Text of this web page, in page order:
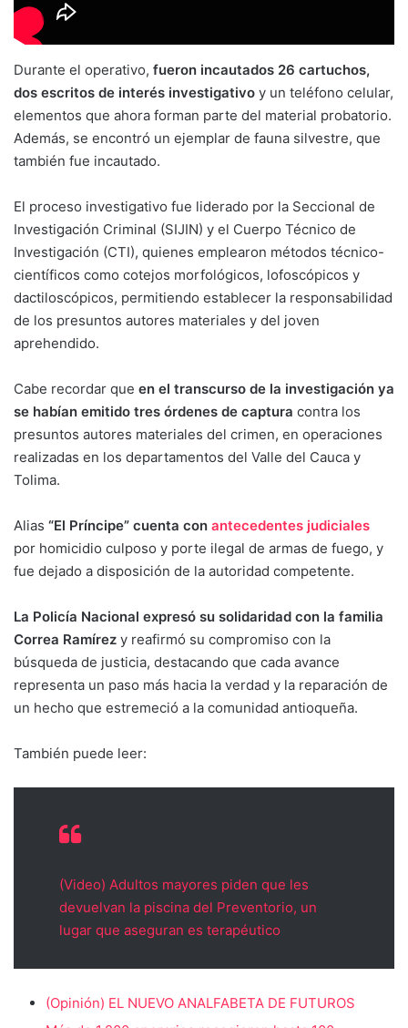
Durante el operativo, fueron incautados 26 cartuchos,
dos escritos de interés investigativo y un teléfono celular,
elementos que ahora forman parte del material probatorio.
Además, se encontró un ejemplar de fauna silvestre, que
también fue incautado.
El proceso investigativo fue liderado por la Seccional de
Investigación Criminal (SIJIN) y el Cuerpo Técnico de
Investigación (CTI), quienes emplearon métodos técnico-
científicos como cotejos morfológicos, lofoscópicos y
dactiloscópicos, permitiendo establecer la responsabilidad
de los presuntos autores materiales y del joven
aprehendido.
Cabe recordar que en el transcurso de la investigación ya
se habían emitido tres órdenes de captura contra los
presuntos autores materiales del crimen, en operaciones
realizadas en los departamentos del Valle del Cauca y
Tolima.
Alias “El Príncipe” cuenta con antecedentes judiciales
por homicidio culposo y porte ilegal de armas de fuego, y
fue dejado a disposición de la autoridad competente.
La Policía Nacional expresó su solidaridad con la familia
Correa Ramírez y reafirmó su compromiso con la
búsqueda de justicia, destacando que cada avance
representa un paso más hacia la verdad y la reparación de
un hecho que estremeció a la comunidad antioqueña.
También puede leer:
(Video) Adultos mayores piden que les
devuelvan la piscina del Preventorio, un
lugar que aseguran es terapéutico
(Opinión) EL NUEVO ANALFABETA DE FUTUROS